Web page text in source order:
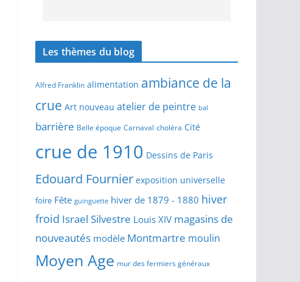
Les thèmes du blog
Alfred Franklin alimentation ambiance de la
crue Art nouveau atelier de peintre bal
barrière Belle époque Carnaval choléra Cité
crue de 1910 Dessins de Paris
Edouard Fournier exposition universelle
foire Fête guinguette hiver de 1879 - 1880 hiver
froid Israel Silvestre Louis XIV magasins de
nouveautés modèle Montmartre moulin
Moyen Age mur des fermiers généraux